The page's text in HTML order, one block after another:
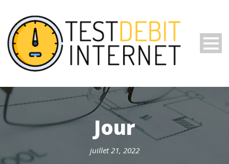
Jour
juillet 21, 2022